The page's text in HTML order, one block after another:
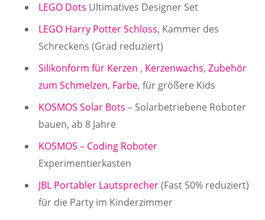
LEGO Dots Ultimatives Designer Set
LEGO Harry Potter Schloss, Kammer des
Schreckens (Grad reduziert)
Silikonform für Kerzen , Kerzenwachs, Zubehör
zum Schmelzen, Farbe, für größere Kids
KOSMOS Solar Bots – Solarbetriebene Roboter
bauen, ab 8 Jahre
KOSMOS – Coding Roboter
Experimentierkasten
JBL Portabler Lautsprecher(Fast 50% reduziert)
für die Party im Kinderzimmer